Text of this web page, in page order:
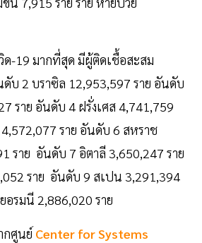
ด-19 มากที่สุด มีผู้ติดเชื้อสะสม
บ 2 บราซิล 12,953,597 ราย อันดับ
ราย อันดับ 4 ฝรั่งเศส 4,741,759
ราย อันดับ 6 สหราช
ราย อันดับ 7 อิตาลี 3,650,247 ราย
ราย อันดับ 9 สเปน 3,291,394
อรมนี 2,886,020 ราย
ศูนย์ Center for Systems